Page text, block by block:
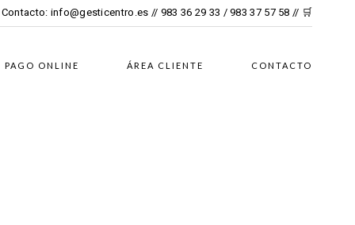
Contacto: info@gesticentro.es // 983 36 29 33 / 983 37 57 58 // 🛒
PAGO ONLINE ÁREA CLIENTE CONTACTO